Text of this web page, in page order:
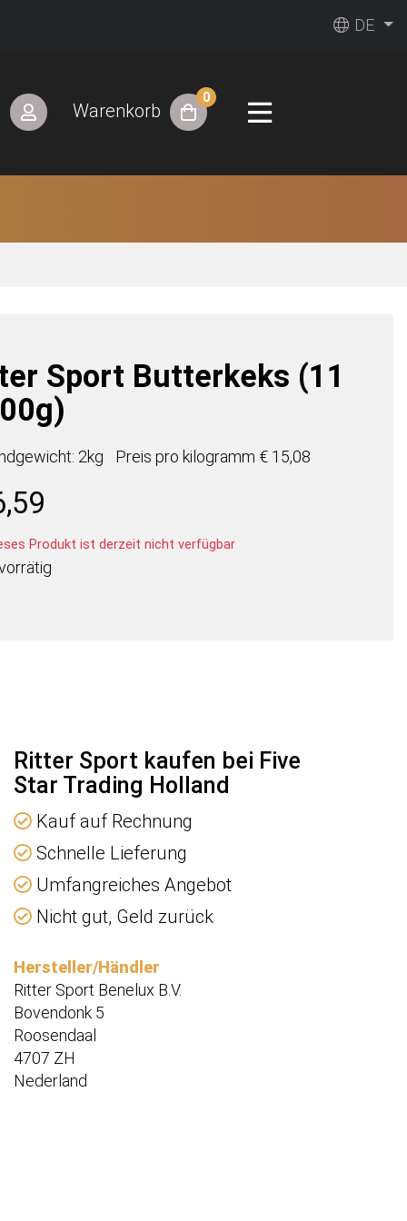
DE
Warenkorb
0
Sport Butterkeks (11
2kg Preis pro kilogramm € 15,08
Produkt ist derzeit nicht verfügbar
Ritter Sport kaufen bei Five
Star Trading Holland
Kauf auf Rechnung
Schnelle Lieferung
Umfangreiches Angebot
Nicht gut, Geld zurück
Hersteller/Händler
Ritter Sport Benelux B.V.
Bovendonk 5
Roosendaal
4707 ZH
Nederland